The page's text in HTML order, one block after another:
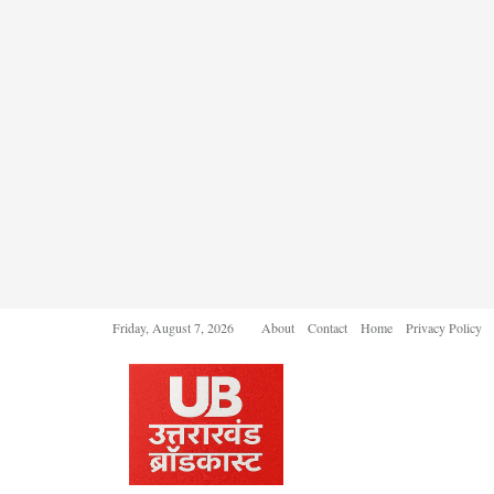
Friday, August 7, 2026 About Contact Home Privacy Policy